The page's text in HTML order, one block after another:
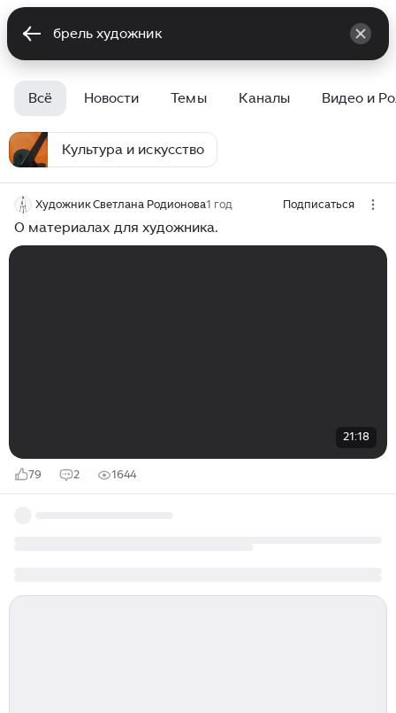
Всё Новости Темы Каналы Видео и
Культура и искусство
Художник Светлана Родионова1 год Подписаться
О материалах для художника.
21:18
79 2 1644